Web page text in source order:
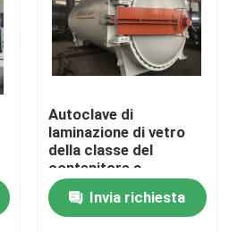
Autoclave di
laminazione di vetro
della classe del
contenitore a
pressione A2 con il
monitoraggio di dati in
tempo reale
Invia richiesta